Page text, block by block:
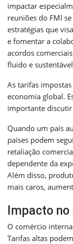
impactar
reuniões do FMI
estratégias que
e fomentar a
acordos
fluido e
As tarifas
economia global.
importante discutir
Quando um país
países podem
retaliação
dependente da
Além disso,
mais caros,
Impacto
O comércio
Tarifas altas